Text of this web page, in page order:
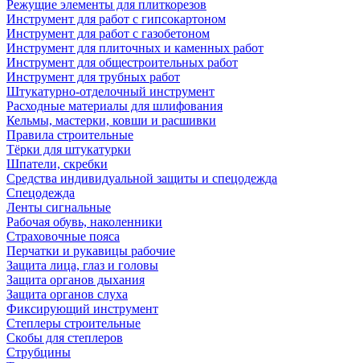
Режущие элементы для плиткорезов
Инструмент для работ с гипсокартоном
Инструмент для работ с газобетоном
Инструмент для плиточных и каменных работ
Инструмент для общестроительных работ
Инструмент для трубных работ
Штукатурно-отделочный инструмент
Расходные материалы для шлифования
Кельмы, мастерки, ковши и расшивки
Правила строительные
Тёрки для штукатурки
Шпатели, скребки
Средства индивидуальной защиты и спецодежда
Спецодежда
Ленты сигнальные
Рабочая обувь, наколенники
Страховочные пояса
Перчатки и рукавицы рабочие
Защита лица, глаз и головы
Защита органов дыхания
Защита органов слуха
Фиксирующий инструмент
Степлеры строительные
Скобы для степлеров
Струбцины